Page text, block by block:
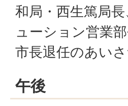
和局・西生篤局
ューション営業
市長退任のあい
午後